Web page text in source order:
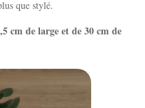
que stylé.
cm de large et de 30 cm de